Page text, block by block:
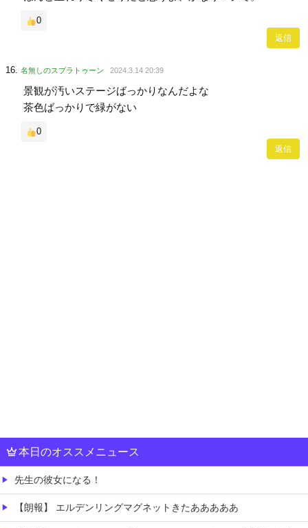
0
返信
名無しのスプラトゥーン 2024.3.14 20:39
景観が汚いステージばっかりなんだよな
茶色ばっかりで緑がない
0
返信
本日のオススメニュース
先生の彼女になる！
【朗報】 エルデンリングマグネットきたあああああ